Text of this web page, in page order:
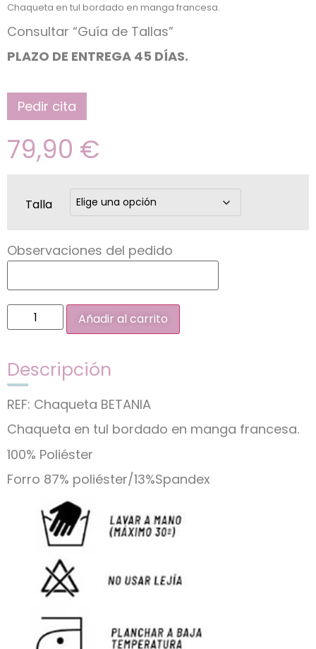
Chaqueta en tul bordado en manga francesa.
Consultar “Guía de Tallas”
PLAZO DE ENTREGA 45 DÍAS.
Pedir cita
79,90 €
Talla
Observaciones del pedido
Añadir al carrito
Descripción
REF: Chaqueta BETANIA
Chaqueta en tul bordado en manga francesa.
100% Poliéster
Forro 87% poliéster/13%Spandex